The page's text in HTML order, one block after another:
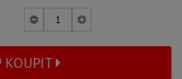
KOUPIT